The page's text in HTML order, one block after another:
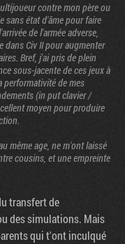
contre mon père ou
sans état d'âme pour faire
de l'armée adverse,
dans Civ II pour augmenter
Bref, j'ai pris de plein
sous-jacente de ces jeux à
performativité de mes
(in put clavier /
moyen pour produire
même age, ne m'ont laissé
cousins, et une empreinte
transfert de
des simulations. Mais
qui t'ont inculqué